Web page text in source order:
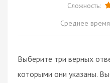
Сложность:
Среднее
Выберите три верных
которыми они указаны.